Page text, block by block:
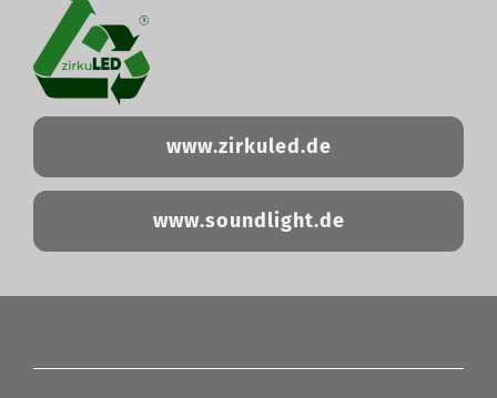
www.zirkuled.de
www.soundlight.de